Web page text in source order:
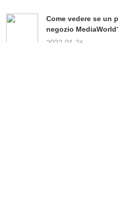
Come vedere se un
negozio
2022-01-26